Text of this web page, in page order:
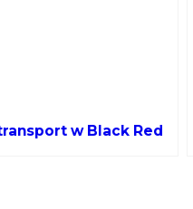
w Black Red